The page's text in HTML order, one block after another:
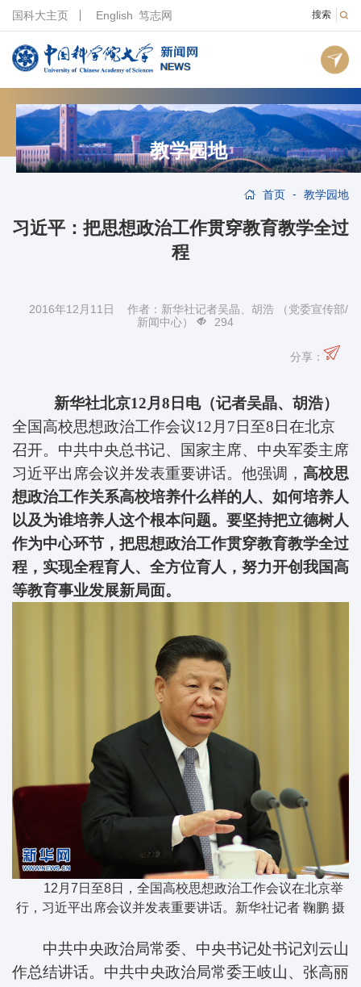
搜索
国科大主页 English 笃志网
教学园地
首页 - 教学园地
习近平：把思想政治工作贯穿教育教学全过
程
2016年12月11日 作者：新华社记者吴晶、胡浩 （党委宣传部/
新闻中心）
294
分享：
新华社北京12月8日电（记者吴晶、胡浩）
全国高校思想政治工作会议12月7日至8日在北京
召开。中共中央总书记、国家主席、中央军委主席
习近平出席会议并发表重要讲话。他强调， 高校思
想政治工作关系高校培养什么样的人、如何培养人
以及为谁培养人这个根本问题。要坚持把立德树人
作为中心环节，把思想政治工作贯穿教育教学全过
程，实现全程育人、全方位育人，努力开创我国高
等教育事业发展新局面。
12月7日至8日，全国高校思想政治工作会议在北京举
行，习近平出席会议并发表重要讲话。新华社记者 鞠鹏 摄
中共中央政治局常委、中央书记处书记刘云山
作总结讲话。中共中央政治局常委王岐山、张高丽